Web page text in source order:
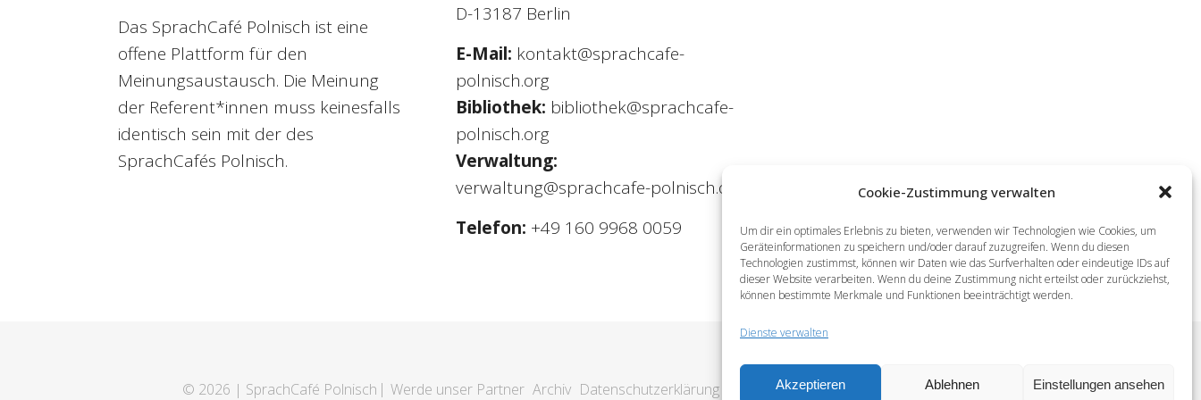
Cookie-Zustimmung verwalten
Um dir ein optimales Erlebnis zu bieten, verwenden wir Technologien wie Cookies, um
Geräteinformationen zu speichern und/oder darauf zuzugreifen. Wenn du diesen
Technologien zustimmst, können wir Daten wie das Surfverhalten oder eindeutige IDs auf
dieser Website verarbeiten. Wenn du deine Zustimmung nicht erteilst oder zurückziehst,
können bestimmte Merkmale und Funktionen beeinträchtigt werden.
Dienste verwalten
Akzeptieren Ablehnen Einstellungen ansehen
Das SprachCafé Polnisch ist eine
offene Plattform für den
Meinungsaustausch. Die Meinung
der Referent*innen muss keinesfalls
identisch sein mit der des
SprachCafés Polnisch.
D-13187 Berlin
E-Mail: kontakt@sprachcafe-
polnisch.org
Bibliothek: bibliothek@sprachcafe-
polnisch.org
Verwaltung:
verwaltung@sprachcafe-polnisch.org
Telefon: +49 160 9968 0059
© 2026 | SprachCafé Polnisch Werde unser Partner Archiv Datenschutzerklärung Impressum Newsletter Cookie-Richtlinie (EU)